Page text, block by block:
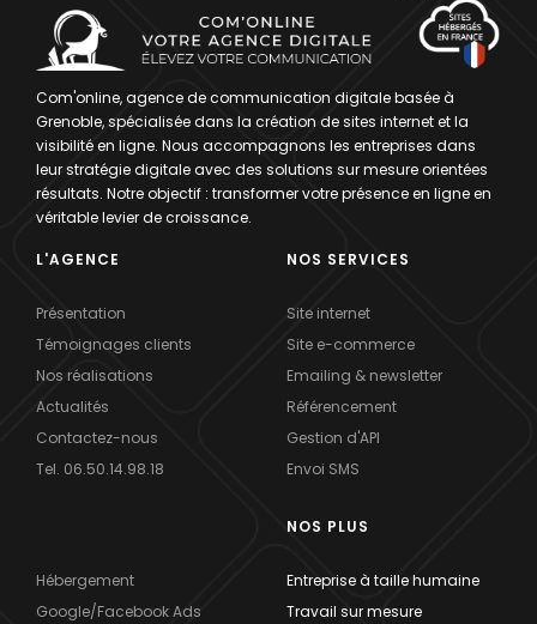
Com'online, agence de communication digitale basée à
Grenoble, spécialisée dans la création de sites internet et la
visibilité en ligne. Nous accompagnons les entreprises dans
leur stratégie digitale avec des solutions sur mesure orientées
résultats. Notre objectif : transformer votre présence en ligne en
véritable levier de croissance.
L'AGENCE
Présentation
Témoignages clients
Nos réalisations
Actualités
Contactez-nous
Tel. 06.50.14.98.18
NOS SERVICES
Site internet
Site e-commerce
Emailing & newsletter
Référencement
Gestion d'API
Envoi SMS
Hébergement
Google/Facebook Ads
NOS PLUS
Entreprise à taille humaine
Travail sur mesure